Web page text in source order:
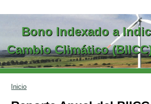
Bono Indexado a
Cambio Climático
Inicio